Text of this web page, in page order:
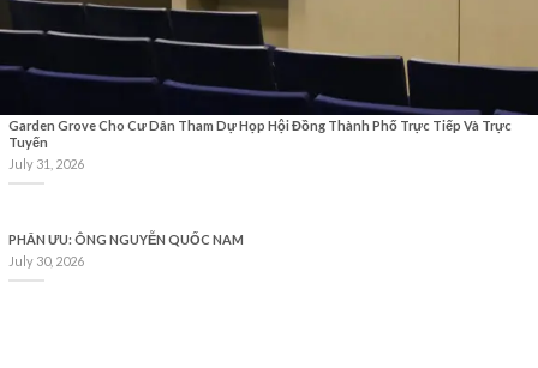
Garden Grove Cho Cư Dân Tham Dự Họp Hội Đồng Thành Phố Trực Tiếp Và Trực
Tuyến
July 31, 2026
PHÂN ƯU: ÔNG NGUYỄN QUỐC NAM
July 30, 2026